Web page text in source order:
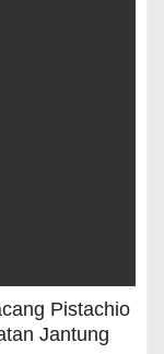
Pistachio
Jantung